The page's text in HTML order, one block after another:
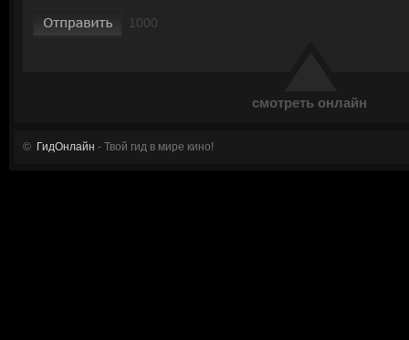
смотреть онлайн
© ГидОнлайн - Твой гид в мире кино!